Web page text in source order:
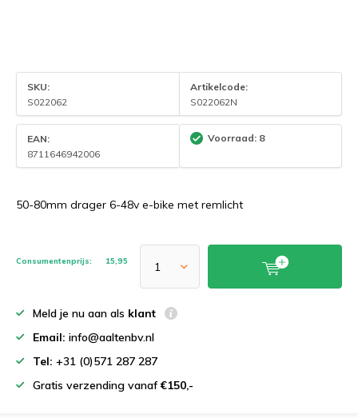
SKU:
S022062
Artikelcode:
S022062N
EAN:
8711646942006
Voorraad: 8
50-80mm drager 6-48v e-bike met remlicht
Consumentenprijs: 15,95
Meld je nu aan als klant
Email: info@aaltenbv.nl
Tel: +31 (0)571 287 287
Gratis verzending vanaf€150,-